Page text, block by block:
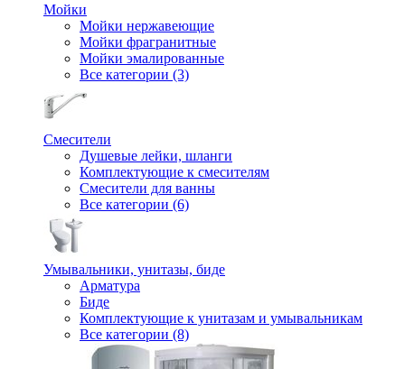
Мойки
Мойки нержавеющие
Мойки фрагранитные
Мойки эмалированные
Все категории (3)
Смесители
Душевые лейки, шланги
Комплектующие к смесителям
Смесители для ванны
Все категории (6)
Умывальники, унитазы, биде
Арматура
Биде
Комплектующие к унитазам и умывальникам
Все категории (8)